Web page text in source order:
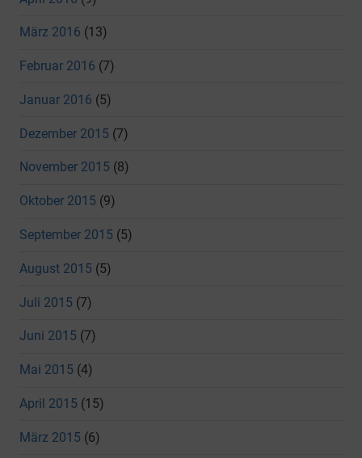
März 2016 (13)
Februar 2016 (7)
Januar 2016 (5)
Dezember 2015 (7)
November 2015 (8)
Oktober 2015 (9)
September 2015 (5)
August 2015 (5)
Juli 2015 (7)
Juni 2015 (7)
Mai 2015 (4)
April 2015 (15)
März 2015 (6)